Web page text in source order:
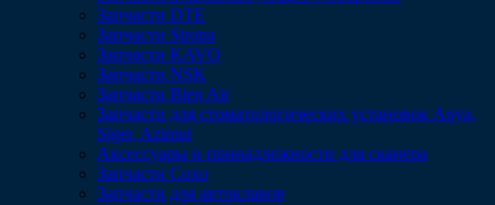
Запчасти DTE
Запчасти Sirona
Запчасти KAVO
Запчасти NSK
Запчасти Bien Air
Запчасти для стоматологических установок Anya,
Siger, Azimut
Аксессуары и принадлежности для сканера
Запчасти Coxo
Запчасти для автоклавов